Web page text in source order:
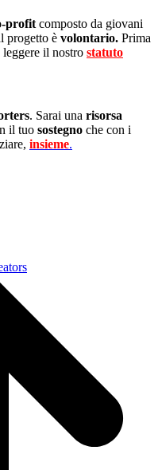
profit composto da giovani
progetto è volontario. Prima
il nostro statuto
. Sarai una risorsa
il tuo sostegno che con i
insieme.